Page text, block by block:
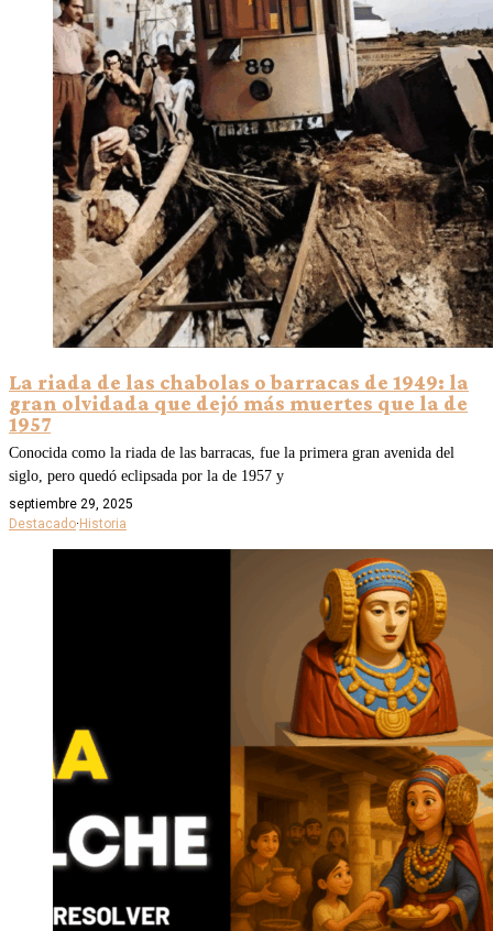
La riada de las chabolas o barracas de 1949: la
gran olvidada que dejó más muertes que la de
1957
Conocida como la riada de las barracas, fue la primera gran avenida del
siglo, pero quedó eclipsada por la de 1957 y
septiembre 29, 2025
Destacado· Historia